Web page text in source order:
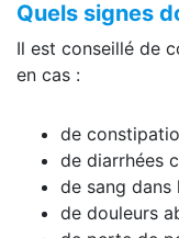
Quels signes
Il est conseillé de
en cas :
de
de diarrhées
de sang dans
de douleurs